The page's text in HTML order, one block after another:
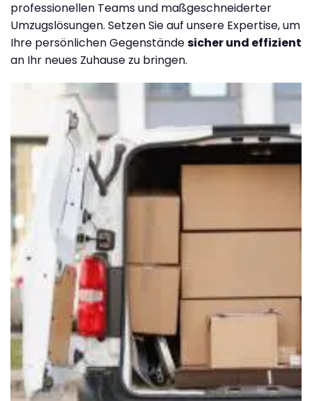
professionellen Teams und maßgeschneiderter
Umzugslösungen. Setzen Sie auf unsere Expertise, um
Ihre persönlichen Gegenständesicher und effizient
an Ihr neues Zuhause zu bringen.